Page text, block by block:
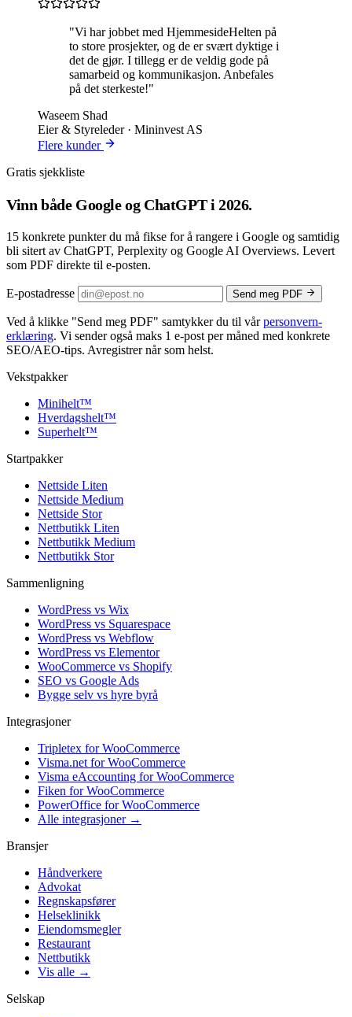
"Vi har jobbet med HjemmesideHelten på
to store prosjekter, og de er svært dyktige i
det de gjør. I tillegg er de veldig gode på
samarbeid og kommunikasjon. Anbefales
på det sterkeste!"
Waseem Shad
Eier & Styreleder · Mininvest AS
Flere kunder
Gratis sjekkliste
Vinn både Google og ChatGPTi 2026.
15 konkrete punkter du må fikse for å rangere i Google og samtidig
bli sitert av ChatGPT, Perplexity og Google AI Overviews. Levert
som PDF direkte til e-posten.
E-postadresse Send meg PDF
Ved å klikke "Send meg PDF" samtykker du til vårpersonvern­
erklæring. Vi sender også maks 1 e-post per måned med konkrete
SEO/AEO-tips. Avregistrer når som helst.
Vekstpakker
Minihelt™
Hverdagshelt™
Superhelt™
Startpakker
Nettside Liten
Nettside Medium
Nettside Stor
Nettbutikk Liten
Nettbutikk Medium
Nettbutikk Stor
Sammenligning
WordPress vs Wix
WordPress vs Squarespace
WordPress vs Webflow
WordPress vs Elementor
WooCommerce vs Shopify
SEO vs Google Ads
Bygge selv vs hyre byrå
Integrasjoner
Tripletex for WooCommerce
Visma.net for WooCommerce
Visma eAccounting for WooCommerce
Fiken for WooCommerce
PowerOffice for WooCommerce
Alle integrasjoner →
Bransjer
Håndverkere
Advokat
Regnskapsfører
Helseklinikk
Eiendomsmegler
Restaurant
Nettbutikk
Vis alle →
Selskap